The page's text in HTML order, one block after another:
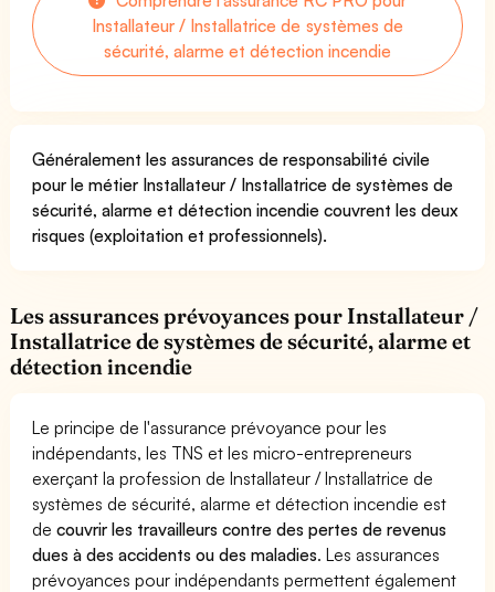
Installateur / Installatrice de systèmes de
sécurité, alarme et détection incendie
Généralement les assurances de responsabilité civile
pour le métier Installateur / Installatrice de systèmes de
sécurité, alarme et détection incendie couvrent les deux
risques (exploitation et professionnels).
Les assurances prévoyances pour Installateur /
Installatrice de systèmes de sécurité, alarme et
détection incendie
Le principe de l'assurance prévoyance pour les
indépendants, les TNS et les micro-entrepreneurs
exerçant la profession de Installateur / Installatrice de
systèmes de sécurité, alarme et détection incendie est
decouvrir les travailleurs contre des pertes de revenus
dues à des accidents ou des maladies. Les assurances
prévoyances pour indépendants permettent également